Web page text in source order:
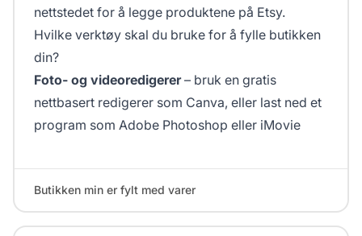
nettstedet for å legge produktene på Etsy.
Hvilke verktøy skal du bruke for å fylle butikken
din?
Foto- og videoredigerer– bruk en gratis
nettbasert redigerer som Canva, eller last ned et
program som Adobe Photoshop eller iMovie
Butikken min er fylt med varer